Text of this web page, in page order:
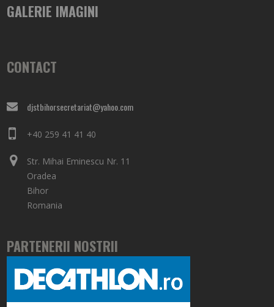
GALERIE IMAGINI
CONTACT
djstbihorsecretariat@yahoo.com
+40 259 41 41 40
Str. Mihai Eminescu Nr. 11
Oradea
Bihor
Romania
PARTENERII NOSTRII